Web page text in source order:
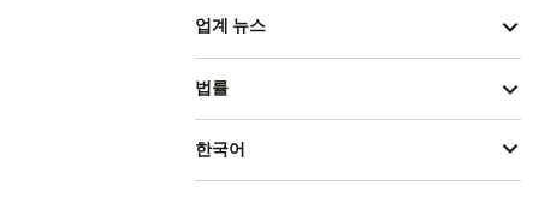
업계 뉴스
법률
한국어